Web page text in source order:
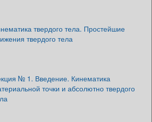
твердого тела. Простейшие
твердого тела
№ 1. Введение. Кинематика
точки и абсолютно твердого